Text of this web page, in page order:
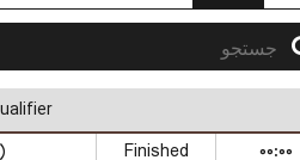
Finished
۰۰:۰۰